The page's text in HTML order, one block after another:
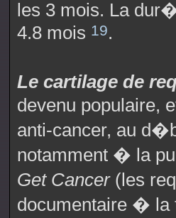
les 3 mois. La
4.8 mois 19.
Le cartilage de
devenu populaire,
anti-cancer, au
notamment � la
Get Cancer(les
documentaire �